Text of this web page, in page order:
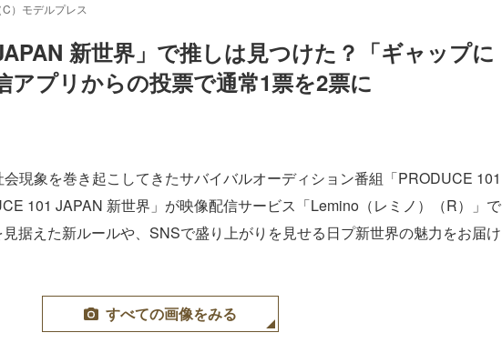
）モデルプレス
新世界」で推しは見つけた？「ギャップに
アプリからの投票で通常1票を2票に
現象を巻き起こしてきたサバイバルオーディション番組「PRODUCE 101
101 JAPAN 新世界」が映像配信サービス「Lemino（レミノ）（R）」で
据えた新ルールや、SNSで盛り上がりを見せる日プ新世界の魅力をお届け
すべての画像をみる